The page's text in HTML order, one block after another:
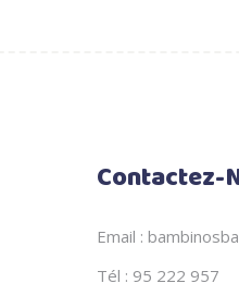
Contactez-
Email :
Tél : 95 222 957